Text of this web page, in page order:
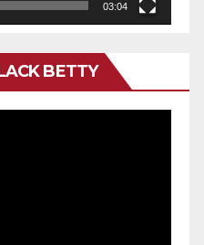
03:04
BETTY